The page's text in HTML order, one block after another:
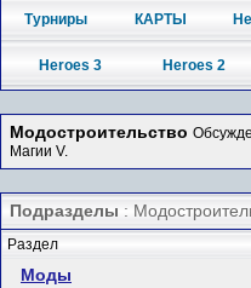
Турниры КАРТЫ
Heroes 3 Heroes 2
Модостроительство
Магии V.
Подразделы :
Раздел
Моды